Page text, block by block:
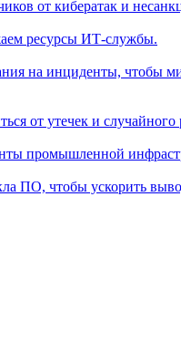
от кибератак и
ресурсы ИТ-службы.
на инциденты, чтобы
от утечек и
промышленной
ПО, чтобы ускорить